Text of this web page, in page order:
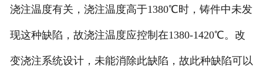
浇注温度有关，浇注温度高于1380℃时，铸件中未发
现这种缺陷，故浇注温度应控制在1380-1420℃。改
变浇注系统设计，未能消除此缺陷，故此种缺陷可以